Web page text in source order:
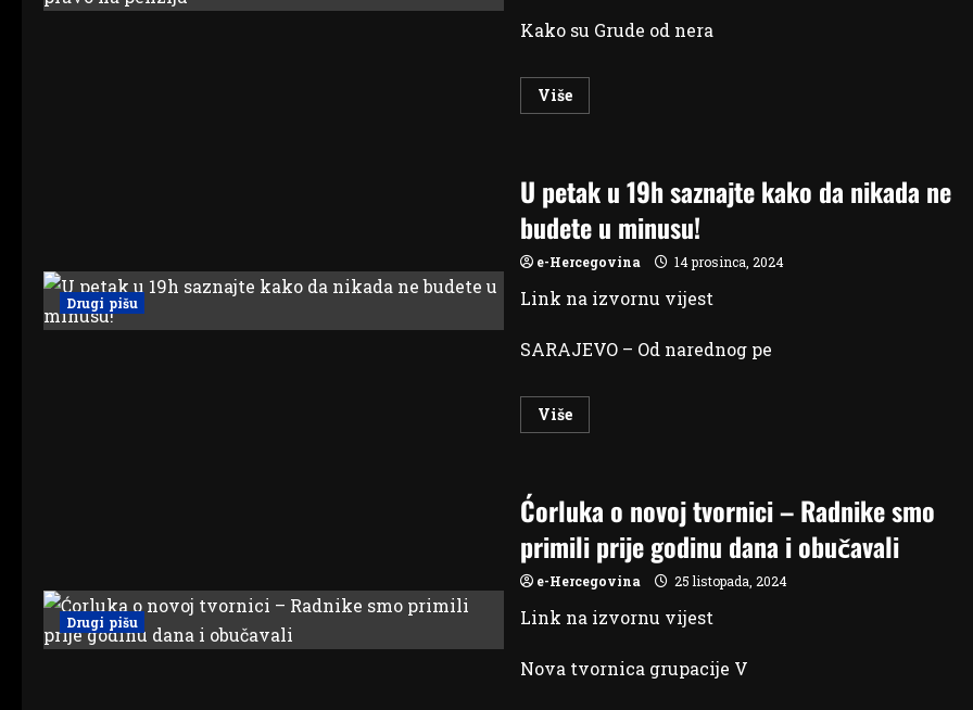
Kako su Grude od nera
VišeRead
more
TV:
Ako
imaš
kapital,
nemaš
pravo
penziju
Drugi pišu
U petak u 19h saznajte kako da nikada ne
budete u minusu!
e-Hercegovina 14 prosinca, 2024
Link na izvornu vijest
SARAJEVO – Od narednog pe
VišeRead
more
19h
saznajte
kako
da
nikada
ne
budete
u
minusu!
Drugi pišu
Ćorluka o novoj tvornici – Radnike smo
primili prije godinu dana i obučavali
e-Hercegovina 25 listopada, 2024
Link na izvornu vijest
Nova tvornica grupacije V